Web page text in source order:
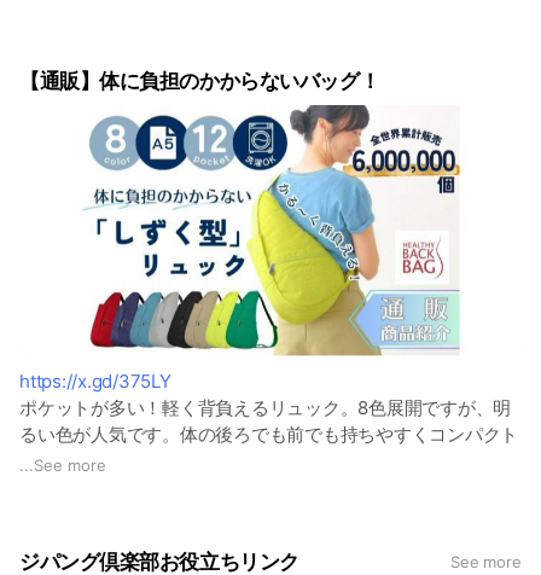
【通販】体に負担のかからないバッグ！
https://x.gd/375LY
ポケットが多い！軽く背負えるリュック。8色展開ですが、明
るい色が人気です。体の後ろでも前でも持ちやすくコンパクト
なので、人の多い場所へのおでかけにおすすめです。
...See more
ジパング倶楽部お役立ちリンク See more